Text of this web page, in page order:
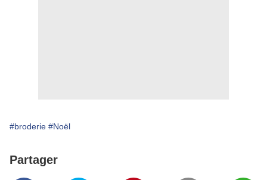
#broderie #Noël
Partager